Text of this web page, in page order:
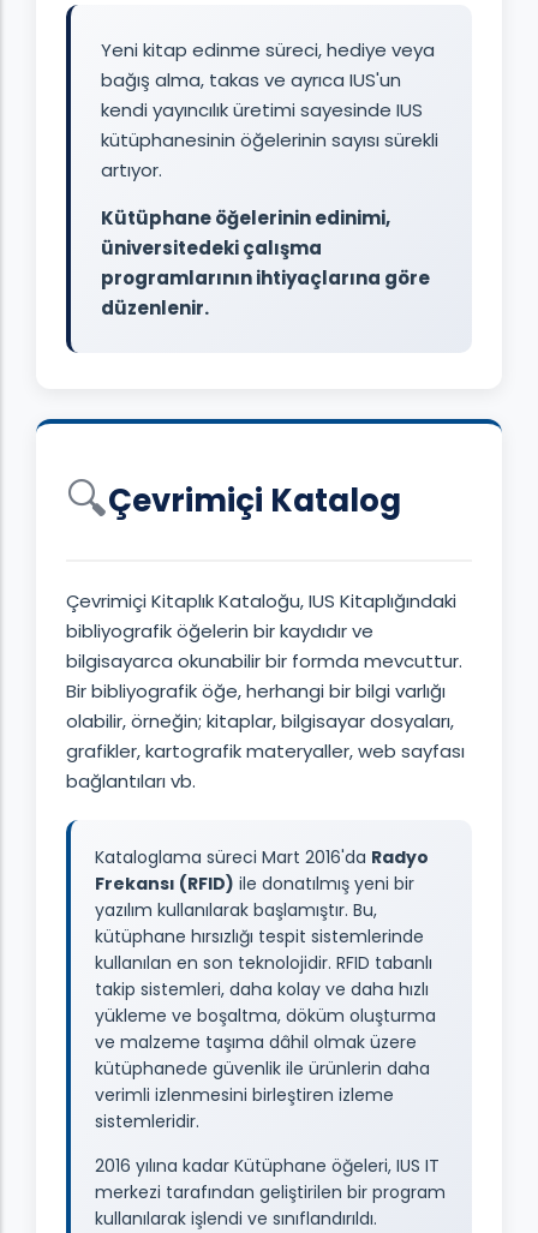
Yeni kitap edinme süreci, hediye veya
bağış alma, takas ve ayrıca IUS'un
kendi yayıncılık üretimi sayesinde IUS
kütüphanesinin öğelerinin sayısı sürekli
artıyor.
Kütüphane öğelerinin edinimi,
üniversitedeki çalışma
programlarının ihtiyaçlarına göre
düzenlenir.
🔍Çevrimiçi Katalog
Çevrimiçi Kitaplık Kataloğu, IUS Kitaplığındaki
bibliyografik öğelerin bir kaydıdır ve
bilgisayarca okunabilir bir formda mevcuttur.
Bir bibliyografik öğe, herhangi bir bilgi varlığı
olabilir, örneğin; kitaplar, bilgisayar dosyaları,
grafikler, kartografik materyaller, web sayfası
bağlantıları vb.
Kataloglama süreci Mart 2016'da Radyo
Frekansı (RFID) ile donatılmış yeni bir
yazılım kullanılarak başlamıştır. Bu,
kütüphane hırsızlığı tespit sistemlerinde
kullanılan en son teknolojidir. RFID tabanlı
takip sistemleri, daha kolay ve daha hızlı
yükleme ve boşaltma, döküm oluşturma
ve malzeme taşıma dâhil olmak üzere
kütüphanede güvenlik ile ürünlerin daha
verimli izlenmesini birleştiren izleme
sistemleridir.
2016 yılına kadar Kütüphane öğeleri, IUS IT
merkezi tarafından geliştirilen bir program
kullanılarak işlendi ve sınıflandırıldı.